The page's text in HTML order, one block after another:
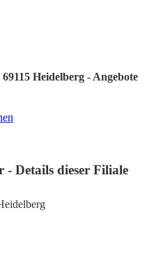
Heidelberg - Angebote
- Details dieser Filiale